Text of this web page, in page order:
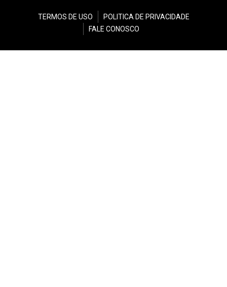
TERMOS DE USO
POLITICA DE PRIVACIDADE
FALE CONOSCO